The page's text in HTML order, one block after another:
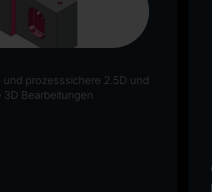
und prozesssichere 2.5D und
3D Bearbeitungen